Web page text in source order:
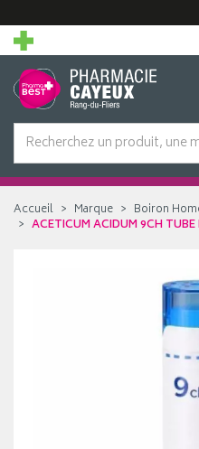
Accueil Marque
Boiron
ACETICUM ACIDUM 9CH TUBE